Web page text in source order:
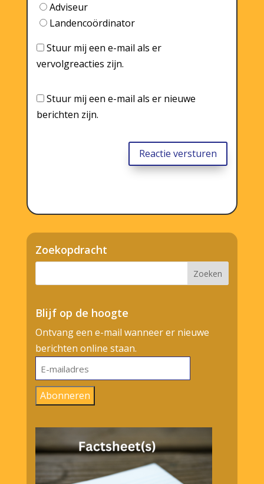
Adviseur
Landencoördinator
Stuur mij een e-mail als er
vervolgreacties zijn.
Stuur mij een e-mail als er nieuwe
berichten zijn.
Reactie versturen
Zoekopdracht
Blijf op de hoogte
Ontvang een e-mail wanneer er nieuwe
berichten online staan.
E-
mailadres
Abonneren